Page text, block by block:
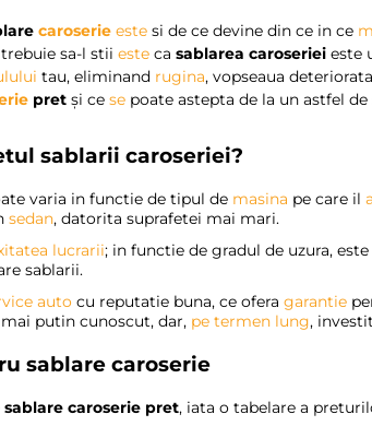
caroserie este si de ce devine din ce in ce
sa-l stiieste casablarea caroseriei este
tau, eliminand rugina, vopseaua
pret și cese poate astepta de la un astfel de
sablarii caroseriei?
varia in functie de tipul de masina pe care il
sedan, datorita suprafetei mai mari.
lucrarii; in functie de gradul de uzura,
sablarii.
auto cu reputatie buna, ce oferagarantie
putin cunoscut, dar, pe termen lung,
sablare caroserie
sablare caroserie pret, iata o tabelare a